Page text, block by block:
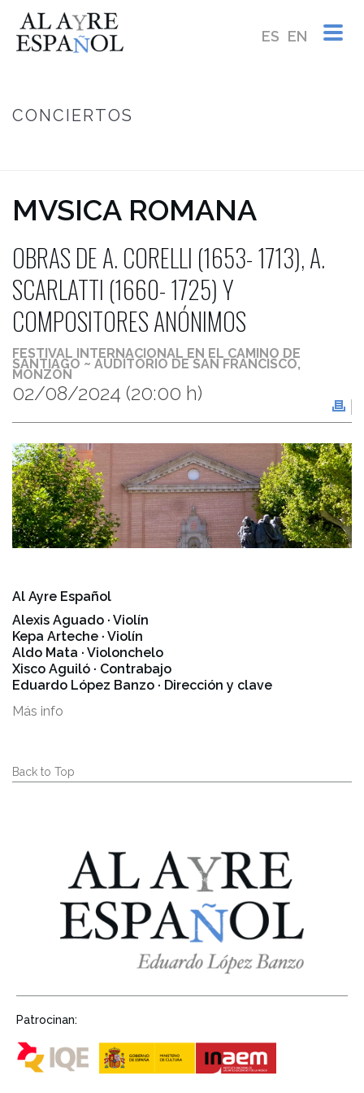
ES EN
CONCIERTOS
MVSICA ROMANA
OBRAS DE A. CORELLI (1653- 1713), A.
SCARLATTI (1660- 1725) Y
COMPOSITORES ANÓNIMOS
FESTIVAL INTERNACIONAL EN EL CAMINO DE
SANTIAGO ~ AUDITORIO DE SAN FRANCISCO,
MONZÓN
02/08/2024 (20:00 h)
Al Ayre Español
Alexis Aguado · Violín
Kepa Arteche · Violín
Aldo Mata · Violonchelo
Xisco Aguiló · Contrabajo
Eduardo López Banzo · Dirección y clave
Más info
Back to Top
Patrocinan: